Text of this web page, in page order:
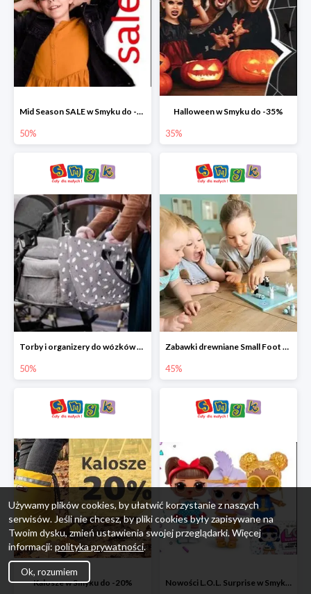
Mid Season SALE w Smyku do -50%
50%
Halloween w Smyku do -35%
35%
Torby i organizery do wózków w Smyku do -50%
50%
Zabawki drewniane Small Foot do -45%
45%
Kalosze w Smyku do -20% Nowości L.O.L. Surprise w Smyku do -45%
Używamy plików cookies, by ułatwić korzystanie z naszych
serwisów. Jeśli nie chcesz, by pliki cookies były zapisywane na
Twoim dysku, zmień ustawienia swojej przeglądarki. Więcej
informacji: polityka prywatności.
Ok, rozumiem